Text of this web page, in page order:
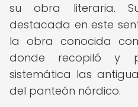
su obra literaria.
destacada en este
la obra conocida
donde recopiló y
sistemática las
del panteón nórdico.